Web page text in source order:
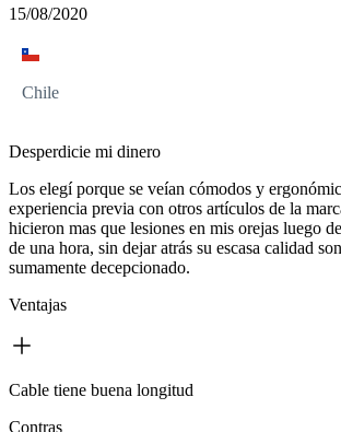
15/08/2020
Chile
Desperdicie mi dinero
Los elegí porque se veían cómodos y
experiencia previa con otros artículos de la
hicieron mas que lesiones en mis orejas luego
de una hora, sin dejar atrás su escasa calidad
sumamente decepcionado.
Ventajas
Cable tiene buena longitud
Contras